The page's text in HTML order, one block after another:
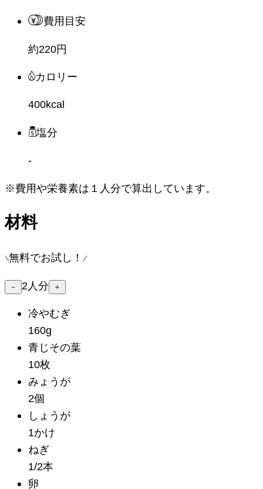
費用目安
約220円
カロリー
400kcal
塩分
-
※費用や栄養素は １人分で算出しています。
材料
無料でお試し！
－ 2 人分 ＋
冷やむぎ
160g
青じその葉
10枚
みょうが
2個
しょうが
1かけ
ねぎ
1/2本
卵